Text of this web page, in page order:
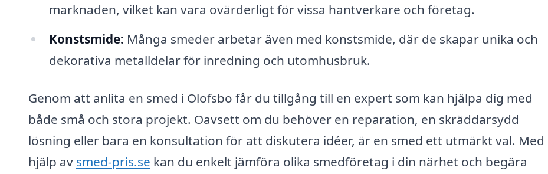
marknaden, vilket kan vara ovärderligt för vissa hantverkare och företag.
Konstsmide: Många smeder arbetar även med konstsmide, där de skapar unika och
dekorativa metalldelar för inredning och utomhusbruk.
Genom att anlita en smed i Olofsbo får du tillgång till en expert som kan hjälpa dig med
både små och stora projekt. Oavsett om du behöver en reparation, en skräddarsydd
lösning eller bara en konsultation för att diskutera idéer, är en smed ett utmärkt val. Med
hjälp av smed-pris.se kan du enkelt jämföra olika smedföretag i din närhet och begära